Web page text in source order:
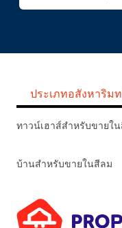
ประเภทอสังหาริม
ทาวน์เฮาส์สำหรับขายใ
บ้านสำหรับขายในสีลม